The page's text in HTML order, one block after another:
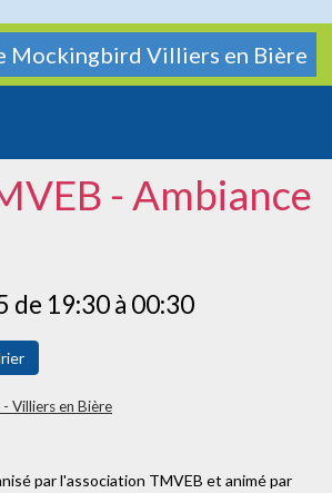
Mockingbird Villiers en Bière
- Ambiance
de 19:30à 00:30
Villiers en Bière
par l'association TMVEB et animé par